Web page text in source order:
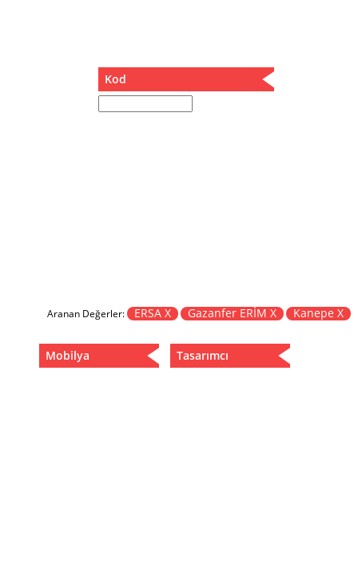
Separatör
Kod
Aranan Değerler: ERSA X Gazanfer ERİM X Kanepe X
Mobilya Tasarımcı